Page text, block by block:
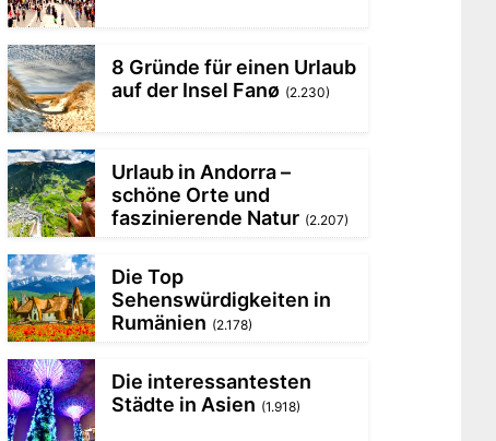
8 Gründe für einen Urlaub
auf der Insel Fanø (2.230)
Urlaub in Andorra –
schöne Orte und
faszinierende Natur (2.207)
Die Top
Sehenswürdigkeiten in
Rumänien (2.178)
Die interessantesten
Städte in Asien (1.918)